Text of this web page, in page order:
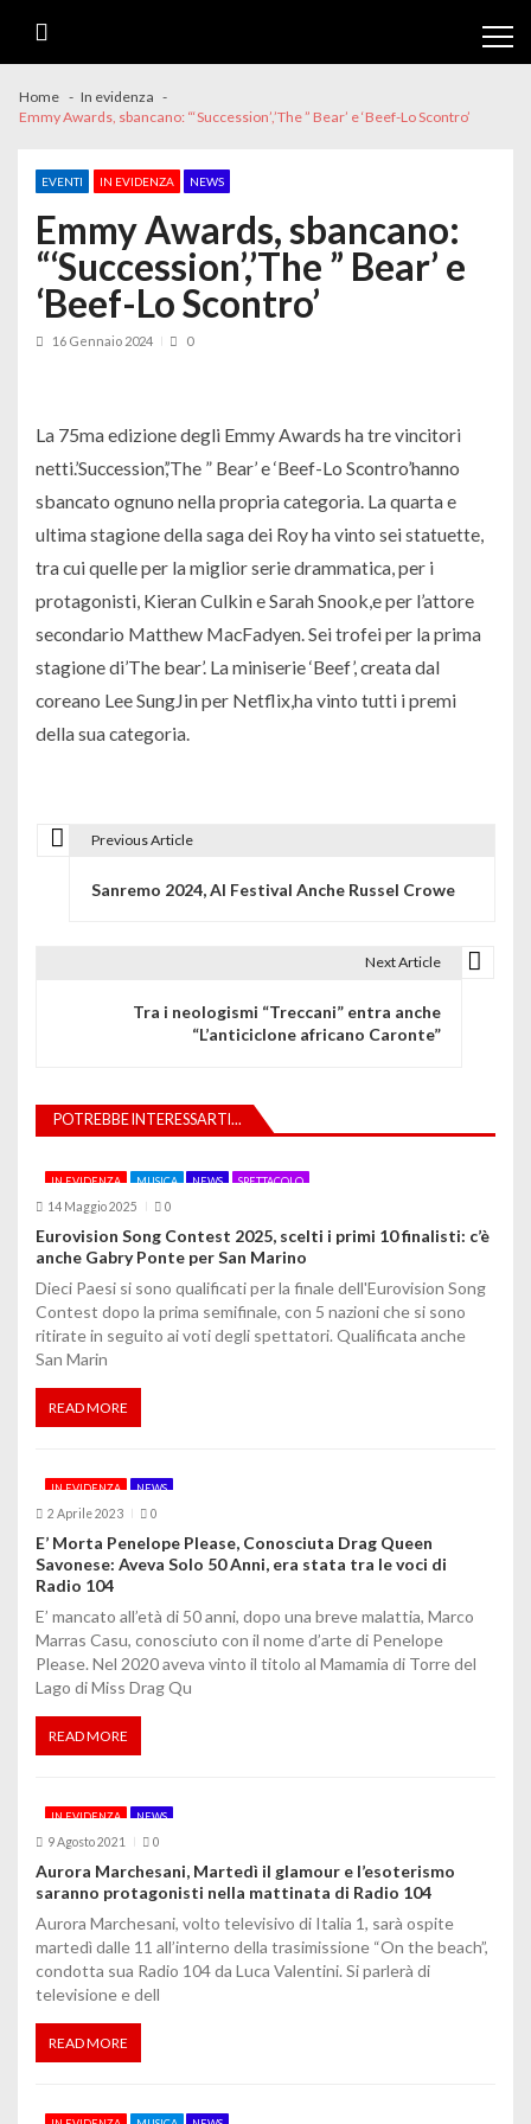
Home
In evidenza
Emmy Awards, sbancano: “‘Succession’,’The ” Bear’ e ‘Beef-Lo Scontro’
EVENTI IN EVIDENZA NEWS
Emmy Awards, sbancano:
“‘Succession’,’The ” Bear’ e
‘Beef-Lo Scontro’
16 Gennaio 2024 0
La 75ma edizione degli Emmy Awards ha tre vincitori
netti.’Succession’,’The ” Bear’ e ‘Beef-Lo Scontro’hanno
sbancato ognuno nella propria categoria. La quarta e
ultima stagione della saga dei Roy ha vinto sei statuette,
tra cui quelle per la miglior serie drammatica, per i
protagonisti, Kieran Culkin e Sarah Snook,e per l’attore
secondario Matthew MacFadyen. Sei trofei per la prima
stagione di’The bear’. La miniserie ‘Beef’, creata dal
coreano Lee SungJin per Netflix,ha vinto tutti i premi
della sua categoria.
o
n
e
a
r
c
o
l
i
Previous Article
Sanremo 2024, Al Festival Anche Russel Crowe
Next Article
Tra i neologismi “Treccani” entra anche
“L’anticiclone africano Caronte”
POTREBBE INTERESSARTI...
IN EVIDENZA MUSICA NEWS SPETTACOLO
14 Maggio 2025 0
Eurovision Song Contest 2025, scelti i primi 10 finalisti: c’è
anche Gabry Ponte per San Marino
Dieci Paesi si sono qualificati per la finale dell'Eurovision Song
Contest dopo la prima semifinale, con 5 nazioni che si sono
ritirate in seguito ai voti degli spettatori. Qualificata anche
San Marin
READ MORE
IN EVIDENZA NEWS
2 Aprile 2023 0
E’ Morta Penelope Please, Conosciuta Drag Queen
Savonese: Aveva Solo 50 Anni, era stata tra le voci di
Radio 104
E’ mancato all’età di 50 anni, dopo una breve malattia, Marco
Marras Casu, conosciuto con il nome d’arte di Penelope
Please. Nel 2020 aveva vinto il titolo al Mamamia di Torre del
Lago di Miss Drag Qu
READ MORE
IN EVIDENZA NEWS
9 Agosto 2021 0
Aurora Marchesani, Martedì il glamour e l’esoterismo
saranno protagonisti nella mattinata di Radio 104
Aurora Marchesani, volto televisivo di Italia 1, sarà ospite
martedì dalle 11 all’interno della trasimissione “On the beach”,
condotta sua Radio 104 da Luca Valentini. Si parlerà di
televisione e dell
READ MORE